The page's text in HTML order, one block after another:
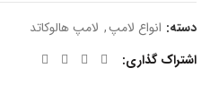
دسته: انواع لامپ, لامپ هالوکاتد
اشتراک گذاری